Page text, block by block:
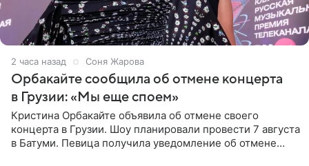
2 часа назад Соня Жарова
Орбакайте сообщила об отмене концерта
в Грузии: «Мы еще споем»
Кристина Орбакайте объявила об отмене своего
концерта в Грузии. Шоу планировали провести 7 августа
в Батуми. Певица получила уведомление об отмене